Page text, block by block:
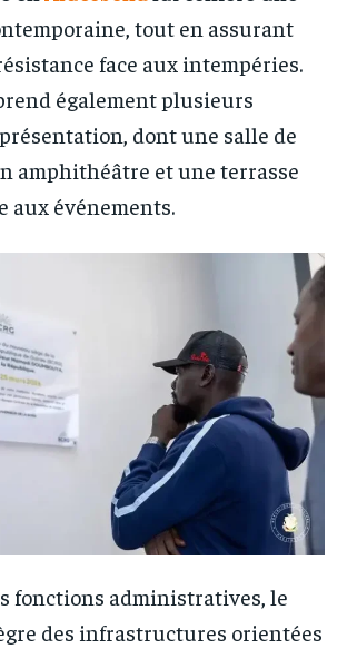
tout en assurant
face aux intempéries.
également plusieurs
dont une salle de
amphithéâtre et une terrasse
aux événements.
fonctions administratives, le
des infrastructures orientées